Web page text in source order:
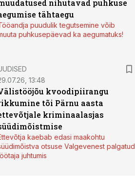
nihutavad puhkuse
tähtaegu
puudulik tegutsemine võib
puhkusepäevad ka aegumatuks!
13:48
kvoodipiirangu
tõi Pärnu aasta
kriminaalasjas
kaebab edasi maakohtu
otsuse Valgevenest palgatud
juhtumis